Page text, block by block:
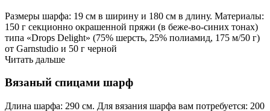
Размеры шарфа: 19 см в ширину и 180 см в длину. Материалы:
150 г секционно окрашенной пряжи (в беже-во-синих тонах)
типа «Drops Delight» (75% шерсть, 25% полиамид, 175 м/50 г)
от Garnstudio и 50 г черной
Читать дальше
Вязаный спицами шарф
Длина шарфа: 290 см. Для вязания шарфа вам потребуется: 200